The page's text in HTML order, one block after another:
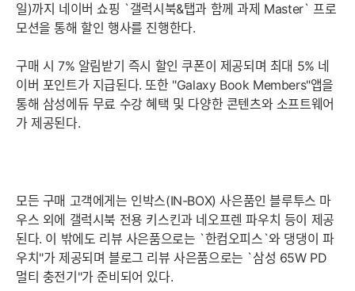
일)까지 네이버 쇼핑 `갤럭시북&탭과 함께 과제 Master` 프로
모션을 통해 할인 행사를 진행한다.
구매 시 7% 알림받기 즉시 할인 쿠폰이 제공되며 최대 5% 네
이버 포인트가 지급된다. 또한 "Galaxy Book Members"앱을
통해 삼성에듀 무료 수강 혜택 및 다양한 콘텐츠와 소프트웨어
가 제공된다.
모든 구매 고객에게는 인박스(IN-BOX) 사은품인 블루투스 마
우스 외에 갤럭시북 전용 키스킨과 네오프렌 파우치 등이 제공
된다. 이 밖에도 리뷰 사은품으로는 `한컴오피스`와 댕댕이 파
우치"가 제공되며 블로그 리뷰 사은품으로는 `삼성 65W PD
멀티 충전기"가 준비되어 있다.